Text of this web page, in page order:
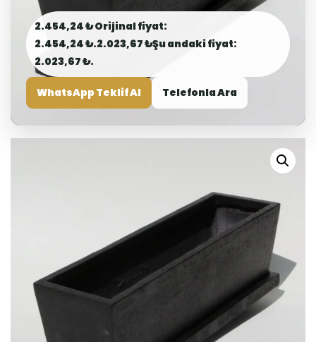
2.454,24 ₺ Orijinal fiyat:
2.454,24 ₺.2.023,67 ₺Şu andaki fiyat:
2.023,67 ₺.
WhatsApp Teklif Al Telefonla Ara